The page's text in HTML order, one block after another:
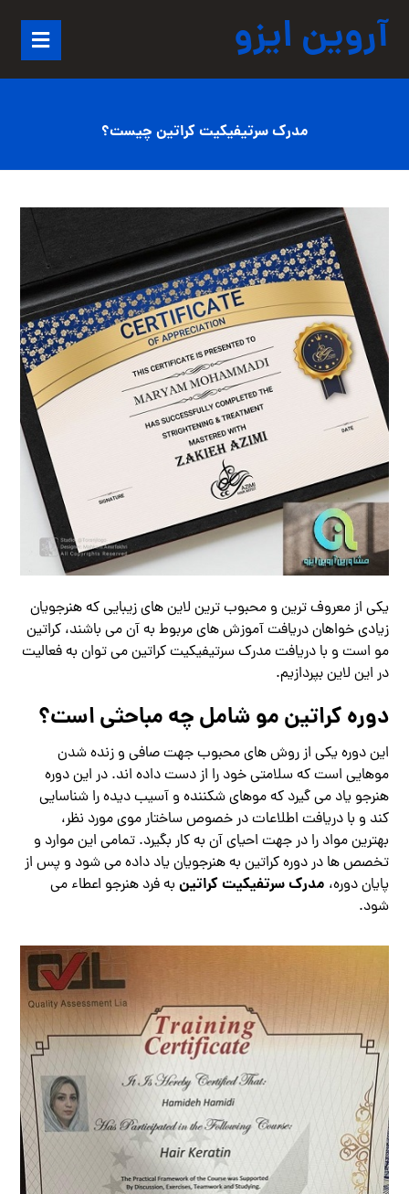
آروین ایزو
مدرک سرتیفیکیت کراتین چیست؟
یکی از معروف ترین و محبوب ترین لاین های زیبایی که هنرجویان
زیادی خواهان دریافت آموزش های مربوط به آن می باشند، کراتین
مو است و با دریافت مدرک سرتیفیکیت کراتین می توان به فعالیت
در این لاین بپردازیم.
دوره کراتین مو شامل چه مباحثی است؟
این دوره یکی از روش های محبوب جهت صافی و زنده شدن
موهایی است که سلامتی خود را از دست داده اند. در این دوره
هنرجو یاد می گیرد که موهای شکننده و آسیب دیده را شناسایی
کند و با دریافت اطلاعات در خصوص ساختار موی مورد نظر،
بهترین مواد را در جهت احیای آن به کار بگیرد. تمامی این موارد و
تخصص ها در دوره کراتین به هنرجویان یاد داده می شود و پس از
پایان دوره، مدرک سرتفیکیت کراتین به فرد هنرجو اعطاء می
شود.